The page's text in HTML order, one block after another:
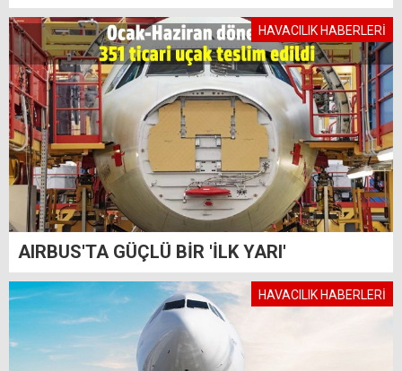
HAVACILIK HABERLERİ
AIRBUS'TA GÜÇLÜ BİR 'İLK YARI'
HAVACILIK HABERLERİ